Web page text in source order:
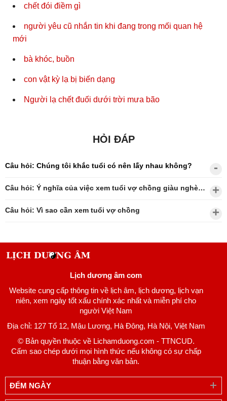
chết đói điềm gì
người yêu cũ nhắn tin khi đang trong mối quan hệ
mới
bà khóc, buồn
con vật kỳ lạ bị biến dạng
Người lạ chết đuối dưới trời mưa bão
HỎI ĐÁP
Câu hỏi: Chúng tôi khắc tuổi có nên lấy nhau không?
Câu hỏi: Ý nghĩa của việc xem tuổi vợ chồng giàu nghèo?
Câu hỏi: Vì sao cần xem tuổi vợ chồng
Lịch dương âm com
Website cung cấp thông tin về lịch âm, lịch dương, lịch vạn
niên, xem ngày tốt xấu chính xác nhất và miễn phí cho
người Việt Nam
Địa chỉ: 127 Tổ 12, Mậu Lương, Hà Đông, Hà Nội, Việt Nam
© Bản quyền thuộc về Lichamduong.com - TTNCUD.
Cấm sao chép dưới mọi hình thức nếu không có sự chấp
thuận bằng văn bản.
ĐẾM NGÀY